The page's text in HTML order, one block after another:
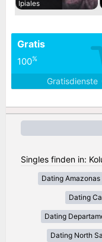
Ipiales
Gratis
100%
Gratisdienste
Singles finden in:
Dating Amazonas
Dating
Dating
Dating North